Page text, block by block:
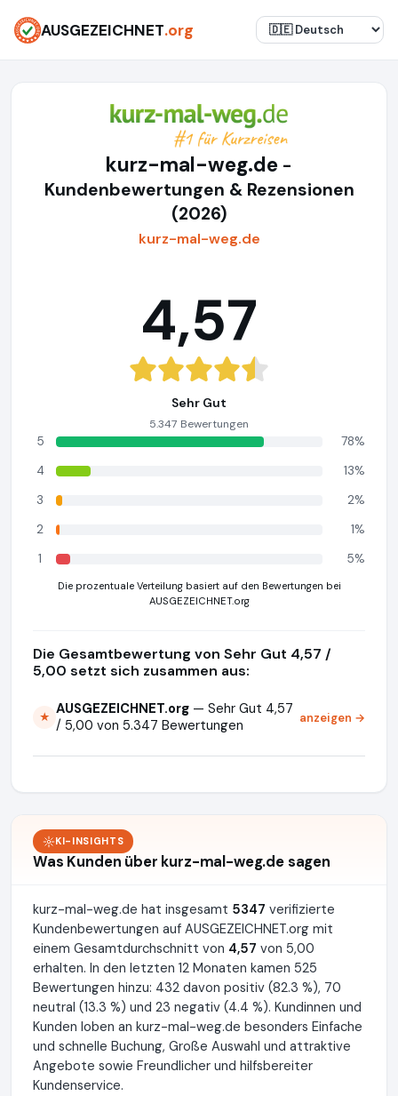
AUSGEZEICHNET.org
kurz-mal-weg.de -
Kundenbewertungen & Rezensionen
(2026)
kurz-mal-weg.de
4,57
Sehr Gut
5.347 Bewertungen
5
78%
4
13%
3
2%
2
1%
1
5%
Die prozentuale Verteilung basiert auf den Bewertungen bei
AUSGEZEICHNET.org
Die Gesamtbewertung von Sehr Gut 4,57 /
5,00 setzt sich zusammen aus:
★ AUSGEZEICHNET.org — Sehr Gut 4,57
/ 5,00 von 5.347 Bewertungen
anzeigen →
KI-INSIGHTS
Was Kunden über kurz-mal-weg.de sagen
kurz-mal-weg.de hat insgesamt 5347 verifizierte
Kundenbewertungen auf AUSGEZEICHNET.org mit
einem Gesamtdurchschnitt von 4,57 von 5,00
erhalten. In den letzten 12 Monaten kamen 525
Bewertungen hinzu: 432 davon positiv (82.3 %), 70
neutral (13.3 %) und 23 negativ (4.4 %). Kundinnen und
Kunden loben an kurz-mal-weg.de besonders Einfache
und schnelle Buchung, Große Auswahl und attraktive
Angebote sowie Freundlicher und hilfsbereiter
Kundenservice.